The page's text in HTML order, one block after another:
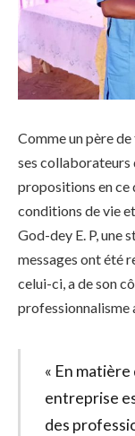
Comme un père
ses collaborateurs
propositions en ce
conditions de vie
God-dey E. P, une
messages ont été
celui-ci, a de son
professionnalisme
« En
entreprise
des